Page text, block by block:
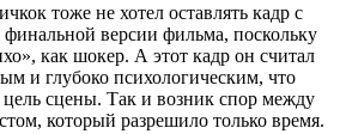
тоже не хотел оставлять кадр с
версии фильма, поскольку
как шокер. А этот кадр он считал
и глубоко психологическим, что
цель сцены. Так и возник спор между
который разрешило только время.